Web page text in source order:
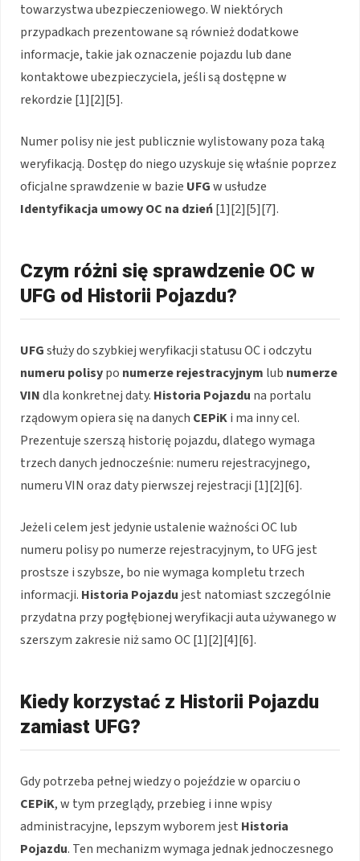
towarzystwa ubezpieczeniowego. W niektórych
przypadkach prezentowane są również dodatkowe
informacje, takie jak oznaczenie pojazdu lub dane
kontaktowe ubezpieczyciela, jeśli są dostępne w
rekordzie [1][2][5].
Numer polisy nie jest publicznie wylistowany poza taką
weryfikacją. Dostęp do niego uzyskuje się właśnie poprzez
oficjalne sprawdzenie w bazie UFGw usłudze
Identyfikacja umowy OC na dzień[1][2][5][7].
Czym różni się sprawdzenie OC w
UFG od Historii Pojazdu?
UFGsłuży do szybkiej weryfikacji statusu OC i odczytu
numeru polisypo numerze rejestracyjnym lub numerze
VINdla konkretnej daty. Historia Pojazdu na portalu
rządowym opiera się na danych CEPiKi ma inny cel.
Prezentuje szerszą historię pojazdu, dlatego wymaga
trzech danych jednocześnie: numeru rejestracyjnego,
numeru VIN oraz daty pierwszej rejestracji [1][2][6].
Jeżeli celem jest jedynie ustalenie ważności OC lub
numeru polisy po numerze rejestracyjnym, to UFG jest
prostsze i szybsze, bo nie wymaga kompletu trzech
informacji. Historia Pojazdu jest natomiast szczególnie
przydatna przy pogłębionej weryfikacji auta używanego w
szerszym zakresie niż samo OC [1][2][4][6].
Kiedy korzystać z Historii Pojazdu
zamiast UFG?
Gdy potrzeba pełnej wiedzy o pojeździe w oparciu o
CEPiK, w tym przeglądy, przebieg i inne wpisy
administracyjne, lepszym wyborem jest Historia
Pojazdu. Ten mechanizm wymaga jednak jednoczesnego